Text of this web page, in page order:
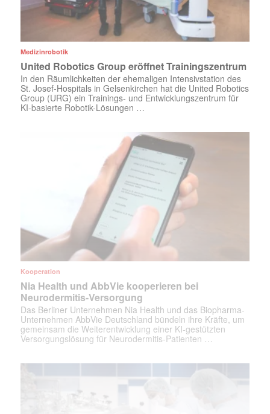
Medizinrobotik
United Robotics Group eröffnet Trainingszentrum
In den Räumlichkeiten der ehemaligen Intensivstation des
St. Josef-Hospitals in Gelsenkirchen hat die United Robotics
Group (URG) ein Trainings- und Entwicklungszentrum für
KI-basierte Robotik-Lösungen …
Kooperation
Nia Health und AbbVie kooperieren bei
Neurodermitis-Versorgung
Das Berliner Unternehmen Nia Health und das Biopharma-
Unternehmen AbbVie Deutschland bündeln ihre Kräfte, um
gemeinsam die Weiterentwicklung einer KI-gestützten
Versorgungslösung für Neurodermitis-Patienten …